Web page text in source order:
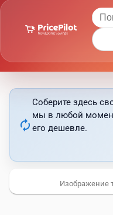
autorenew
Соберите здесь
мы в любой
его дешевле.
Изображение